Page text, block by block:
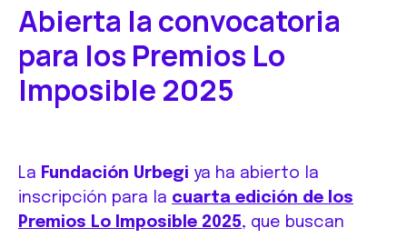
Abierta la convocatoria
para los Premios Lo
Imposible 2025
La Fundación Urbegi ya ha abierto la
inscripción para la cuarta edición de los
Premios Lo Imposible 2025, que buscan